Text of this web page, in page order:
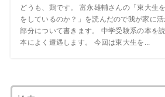
どうも、鶏です。 富永雄輔さんの「東大生
をしているのか？」を読んだので我が家に
部分について書きます。 中学受験系の本を
本によく遭遇します。 今回は東大生を...